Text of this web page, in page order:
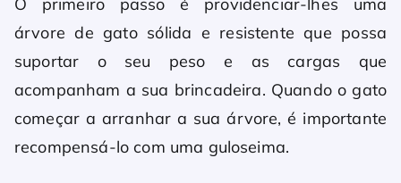
O primeiro passo é providenciar-lhes uma
árvore de gato sólida e resistente que possa
suportar o seu peso e as cargas que
acompanham a sua brincadeira. Quando o gato
começar a arranhar a sua árvore, é importante
recompensá-lo com uma guloseima.